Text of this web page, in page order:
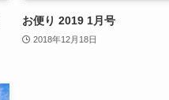
お便り 2019 1月号
2018年12月18日